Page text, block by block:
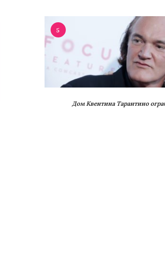
5
Дом Квентина Тарантино